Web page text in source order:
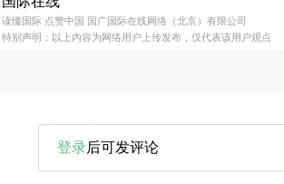
读懂国际 点赞中国 国广国际在线网络（北京）有限公司
特别声明：以上内容为网络用户上传发布，仅代表该用户观点
登录后可发评论